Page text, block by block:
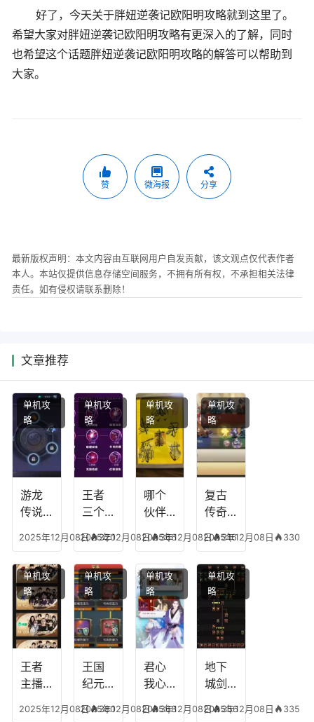
好了，今天关于胖妞逆袭记欧阳明攻略就到这里了。
希望大家对胖妞逆袭记欧阳明攻略有更深入的了解，同时
也希望这个话题胖妞逆袭记欧阳明攻略的解答可以帮助到
大家。
赞 微海报 分享
最新版权声明：本文内容由互联网用户自发贡献，该文观点仅代表作者
本人。本站仅提供信息存储空间服务，不拥有所有权，不承担相关法律
责任。如有侵权请联系删除！
文章推荐
游龙
传说
能，
游龙
传说
多少
级能
挖矿
2025年12月08日 320
单机攻
略
王者
三个
加
点，
王者
技能
可以
放三
个是
什么
模式
2025年12月08日 366
单机攻
略
哪个
伙伴
心符
技
能，
失心
符命
中后
附加
五雷
2025年12月08日 316
单机攻
略
复古
传奇
平民
搭配
阵
容，
复古
传奇
英雄
版哪
个组
合平
2025年12月08日 330
单机攻
略
王者
主播
2025年12月08日 380
单机攻
略
王国
纪元
搭
2025年12月08日 368
单机攻
略
君心
我心
宫攻
2025年12月08日 356
单机攻
略
地下
城剑
能加
2025年12月08日 335
单机攻
略